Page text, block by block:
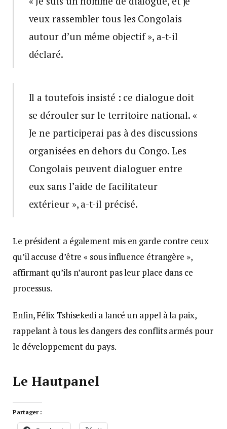
veux rassembler tous les Congolais
autour d’un même objectif », a-t-il
déclaré.
Il a toutefois insisté : ce dialogue doit
se dérouler sur le territoire national. «
Je ne participerai pas à des discussions
organisées en dehors du Congo. Les
Congolais peuvent dialoguer entre
eux sans l’aide de facilitateur
extérieur », a-t-il précisé.
Le président a également mis en garde contre ceux
qu’il accuse d’être « sous influence étrangère »,
affirmant qu’ils n’auront pas leur place dans ce
processus.
Enfin, Félix Tshisekedi a lancé un appel à la paix,
rappelant à tous les dangers des conflits armés pour
le développement du pays.
Le Hautpanel
Partager :